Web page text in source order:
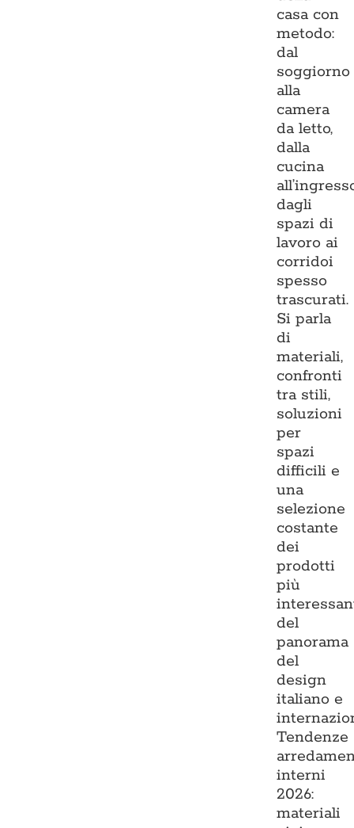
casa con
metodo:
dal
soggiorno
alla
camera
da letto,
dalla
cucina
dagli
spazi di
lavoro ai
corridoi
spesso
trascurati.
Si parla
di
materiali,
confronti
tra stili,
soluzioni
per
spazi
difficili e
una
selezione
costante
dei
prodotti
più
del
panorama
del
design
italiano e
Tendenze
interni
2026:
materiali